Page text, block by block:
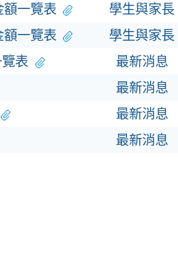
額一覽表 學生與家長
額一覽表 學生與家長
表 最新消息
最新消息
最新消息
最新消息